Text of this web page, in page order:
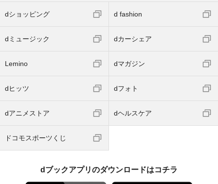
dショッピング d fashion
dミュージック dカーシェア
Lemino dマガジン
dヒッツ dフォト
dアニメストア dヘルスケア
ドコモスポーツくじ
dブックアプリのダウンロードはコチラ